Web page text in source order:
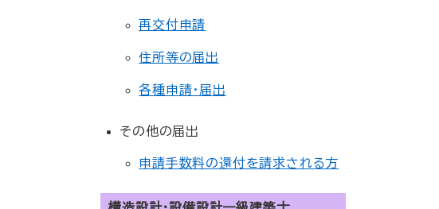
再交付申請
住所等の届出
各種申請･届出
その他の届出
申請手数料の還付を請求される方